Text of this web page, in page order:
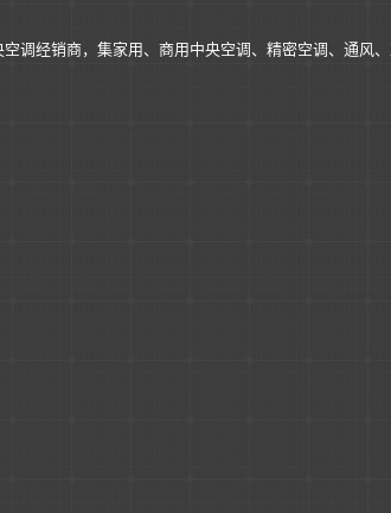
调经销商，集家用、商用中央空调、精密空调、通风